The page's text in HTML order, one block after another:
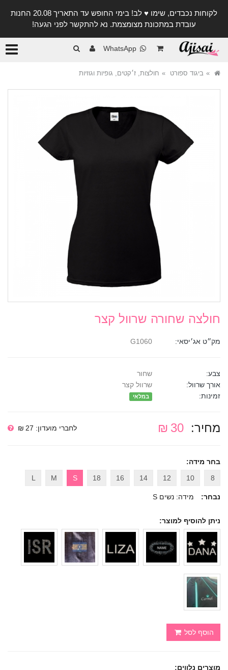
לקוחות נכבדים, שימו ♥️ לב! בימי החופש עד התאריך 20.08 החנות
עובדת במתכונת מצומצמת. נא להתקשר לפני הגעה!
WhatsApp
ביגוד ספורט חולצות, ז׳קטים, גופיות וגוזיות
חולצה שחורה שרוול קצר
מק״ט אג׳יסאי:
צבע:
שחור
אורך שרוול:
שרוול קצר
זמינות:
במלאי
מחיר: 30 ₪ לחברי מועדון: 27 ₪
בחר מידה:
8
10
12
14
16
18
S
M
L
נבחר: מידה: נשים S
ניתן להוסיף למוצר:
הוסף לסל
מוצרים נלווים: